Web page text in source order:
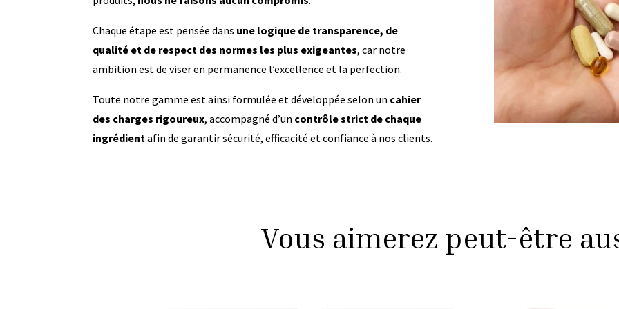
Chaque étape est pensée dans une logique de transparence, de
qualité et de respect des normes les plus exigeantes, car notre
ambition est de viser en permanence l’excellence et la perfection.
Toute notre gamme est ainsi formulée et développée selon un cahier
des charges rigoureux, accompagné d’un contrôle strict de chaque
ingrédient afin de garantir sécurité, efficacité et confiance à nos clients.
Vous aimerez peut-être